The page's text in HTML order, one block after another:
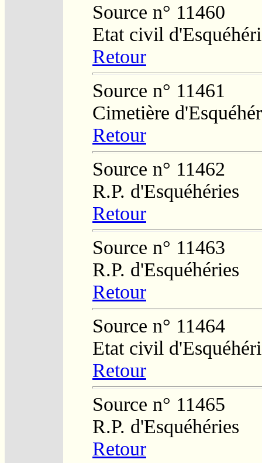
Source n° 11460
Etat civil
Retour
Source n° 11461
Cimetière
Retour
Source n° 11462
R.P. d'Esquéhéries
Retour
Source n° 11463
R.P. d'Esquéhéries
Retour
Source n° 11464
Etat civil
Retour
Source n° 11465
R.P. d'Esquéhéries
Retour